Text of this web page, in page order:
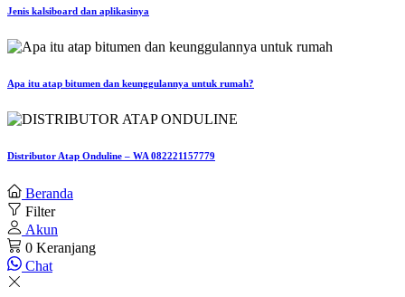
Jenis kalsiboard dan aplikasinya
Apa itu atap bitumen dan keunggulannya untuk rumah?
Distributor Atap Onduline – WA 082221157779
Beranda
Filter
Akun
0 Keranjang
Chat